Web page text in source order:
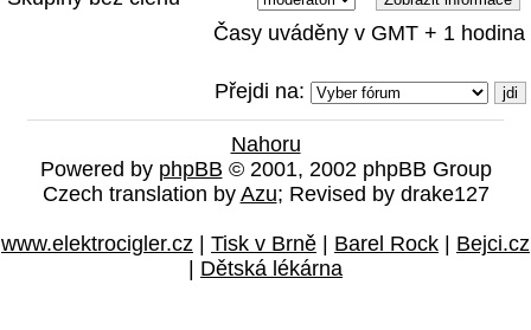
Časy uváděny v GMT + 1 hodina
Přejdi na:
Nahoru
Powered by phpBB © 2001, 2002 phpBB Group
Czech translation by Azu; Revised by drake127
www.elektrocigler.cz Tisk v Brně Barel Rock
Bejci.cz
Dětská lékárna